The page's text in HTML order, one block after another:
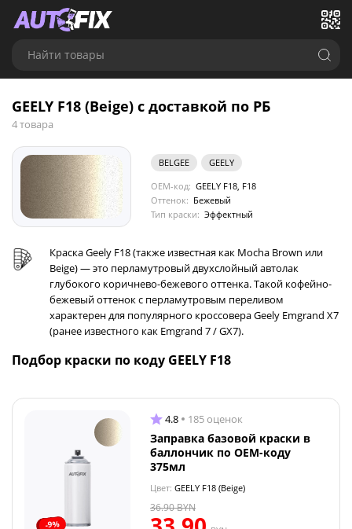
Найти товары
GEELY F18 (Beige) с доставкой по РБ
4 товара
BELGEE
GEELY
OEM-код: GEELY F18, F18
Оттенок: Бежевый
Тип краски: Эффектный
Краска Geely F18 (также известная как Mocha Brown или
Beige) — это перламутровый двухслойный автолак
глубокого коричнево-бежевого оттенка. Такой кофейно-
бежевый оттенок с перламутровым переливом
характерен для популярного кроссовера Geely Emgrand X7
(ранее известного как Emgrand 7 / GX7).
Подбор краски по коду GEELY F18
-9%
4.8 185 оценок
Заправка базовой краски в
баллончик по OEM-коду
375мл
Цвет: GEELY F18 (Beige)
36.90BYN